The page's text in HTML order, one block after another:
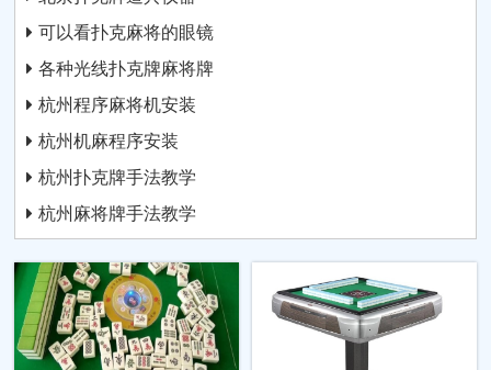
可以看扑克麻将的眼镜
各种光线扑克牌麻将牌
杭州程序麻将机安装
杭州机麻程序安装
杭州扑克牌手法教学
杭州麻将牌手法教学